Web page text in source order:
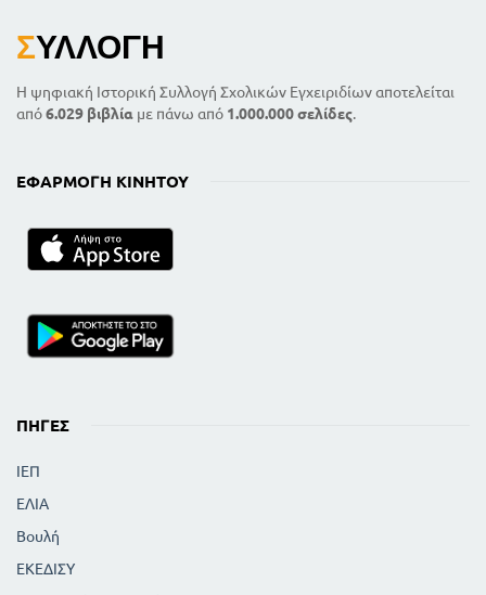
ΣΥΛΛΟΓΉ
Η ψηφιακή Ιστορική Συλλογή Σχολικών Εγχειριδίων αποτελείται
από6.029 βιβλία με πάνω από 1.000.000 σελίδες.
ΕΦΑΡΜΟΓΉ ΚΙΝΗΤΟΎ
ΠΗΓΈΣ
ΙΕΠ
ΕΛΙΑ
Βουλή
ΕΚΕΔΙΣΥ